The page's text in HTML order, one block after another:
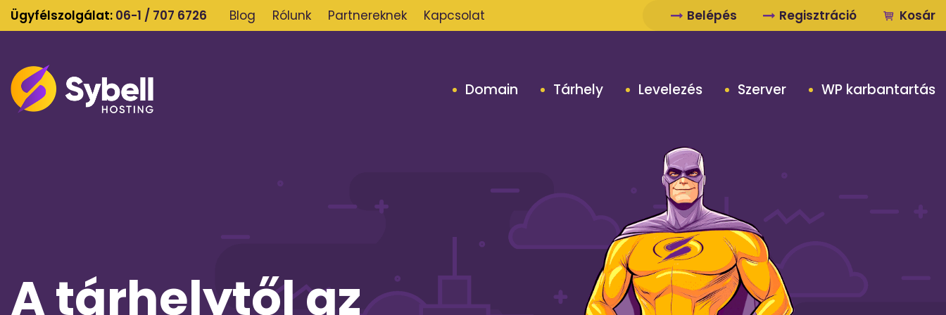
Ügyfélszolgálat: 06-1 / 707 6726 Blog Rólunk Partnereknek Kapcsolat Belépés Regisztráció Kosár
Domain Tárhely Levelezés Szerver WP karbantartás
A tárhelytől az